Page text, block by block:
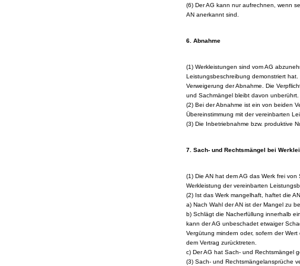
(6) Der AG kann nur aufrechnen, wenn
AN anerkannt sind.
6. Abnahme
(1) Werkleistungen sind vom AG
Leistungsbeschreibung demonstriert
Verweigerung der Abnahme. Die
und Sachmängel bleibt davon unberührt.
(2) Bei der Abnahme ist ein von beiden
Übereinstimmung mit der vereinbarten
(3) Die Inbetriebnahme bzw. produktive
7. Sach- und Rechtsmängel bei
(1) Die AN hat dem AG das Werk frei
Werkleistung der vereinbarten
(2) Ist das Werk mangelhaft, haftet die
a) Nach Wahl der AN ist der Mangel zu
b) Schlägt die Nacherfüllung innerhalb
kann der AG unbeschadet etwaiger
Vergütung mindern oder, sofern der
dem Vertrag zurücktreten.
c) Der AG hat Sach- und Rechtsmängel
(3) Sach- und Rechtsmängelansprüche